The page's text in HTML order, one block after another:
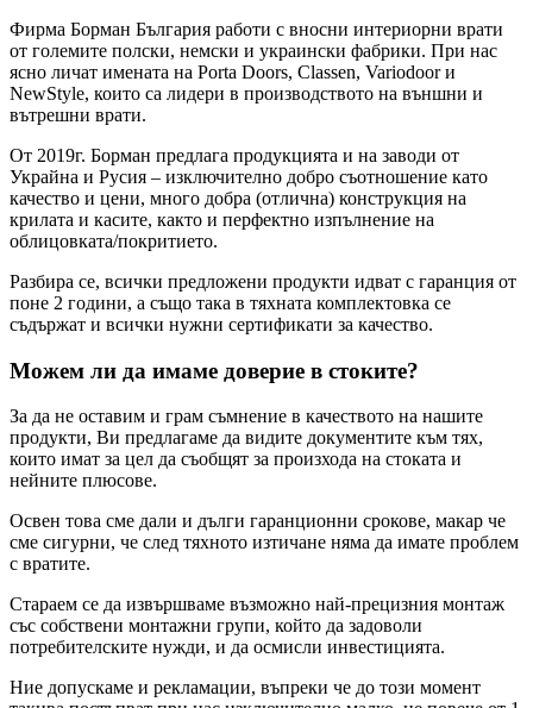
Фирма Борман България работи с вносни интериорни врати
от големите полски, немски и украински фабрики. При нас
ясно личат имената на Porta Doors, Classen, Variodoor и
NewStyle, които са лидери в производството на външни и
вътрешни врати.
От 2019г. Борман предлага продукцията и на заводи от
Украйна и Русия – изключително добро съотношение като
качество и цени, много добра (отлична) конструкция на
крилата и касите, както и перфектно изпълнение на
облицовката/покритието.
Разбира се, всички предложени продукти идват с гаранция от
поне 2 години, а също така в тяхната комплектовка се
съдържат и всички нужни сертификати за качество.
Можем ли да имаме доверие в стоките?
За да не оставим и грам съмнение в качеството на нашите
продукти, Ви предлагаме да видите документите към тях,
които имат за цел да съобщят за произхода на стоката и
нейните плюсове.
Освен това сме дали и дълги гаранционни срокове, макар че
сме сигурни, че след тяхното изтичане няма да имате проблем
с вратите.
Стараем се да извършваме възможно най-прецизния монтаж
със собствени монтажни групи, който да задоволи
потребителските нужди, и да осмисли инвестицията.
Ние допускаме и рекламации, въпреки че до този момент